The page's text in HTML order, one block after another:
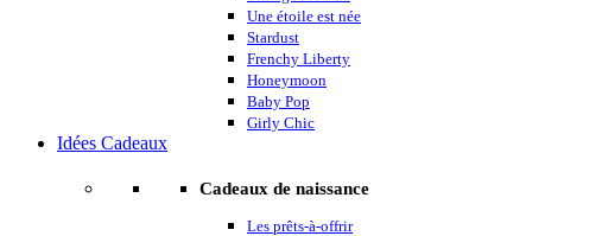
Une étoile est née
Stardust
Frenchy Liberty
Honeymoon
Baby Pop
Girly Chic
Idées Cadeaux
Cadeaux de naissance
Les prêts-à-offrir